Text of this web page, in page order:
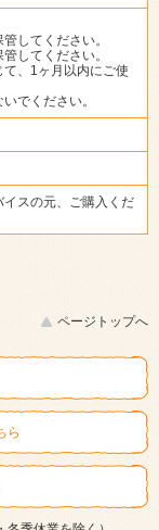
してください。
してください。
て、1ヶ月以内にご使
でください。
スの元、ご購入くだ
ページトップへ
ら